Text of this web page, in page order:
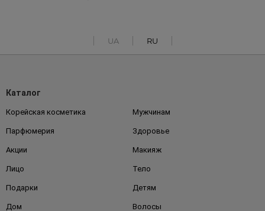
UA RU
Каталог
Корейская косметика Мужчинам
Парфюмерия Здоровье
Акции Макияж
Лицо Тело
Подарки Детям
Дом Волосы